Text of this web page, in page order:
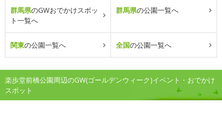
群馬県のGWおでかけスポッ
ト一覧へ
群馬県の公園一覧へ
関東の公園一覧へ 全国の公園一覧へ
楽歩堂前橋公園周辺のGW(ゴールデンウィーク)イベント・おでかけ
スポット